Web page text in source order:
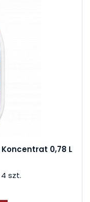
Koncentrat 0,78 L
szt.